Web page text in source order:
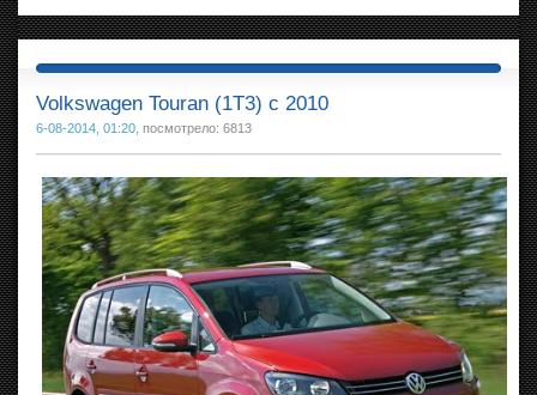
Volkswagen Touran (1T3) с 2010
6-08-2014, 01:20 , посмотрело: 6813